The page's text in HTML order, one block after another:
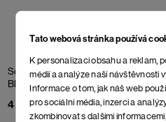
Tato webová stránka používá
K personalizaci obsahu a reklam,
médií a analýze naší návštěvnosti
Informace o tom, jak náš web
pro sociální média, inzerci a
zkombinovat s dalšími
Softshellová parka Aprica
Black Beauty
4 398 Kč